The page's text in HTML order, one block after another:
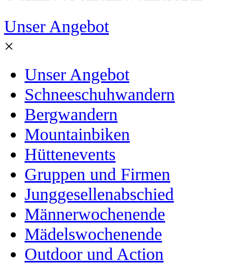
Unser Angebot
×
Unser Angebot
Schneeschuhwandern
Bergwandern
Mountainbiken
Hüttenevents
Gruppen und Firmen
Junggesellenabschied
Männerwochenende
Mädelswochenende
Outdoor und Action